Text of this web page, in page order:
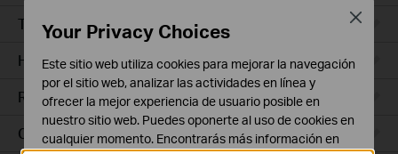
Timbres con Video
Hub Inteligente
Robots de Limpieza
Ceiling Mount
Your Privacy Choices
Este sitio web utiliza cookies para mejorar la navegación
por el sitio web, analizar las actividades en línea y
ofrecer la mejor experiencia de usuario posible en
nuestro sitio web. Puedes oponerte al uso de cookies en
cualquier momento. Encontrarás más información en
Close